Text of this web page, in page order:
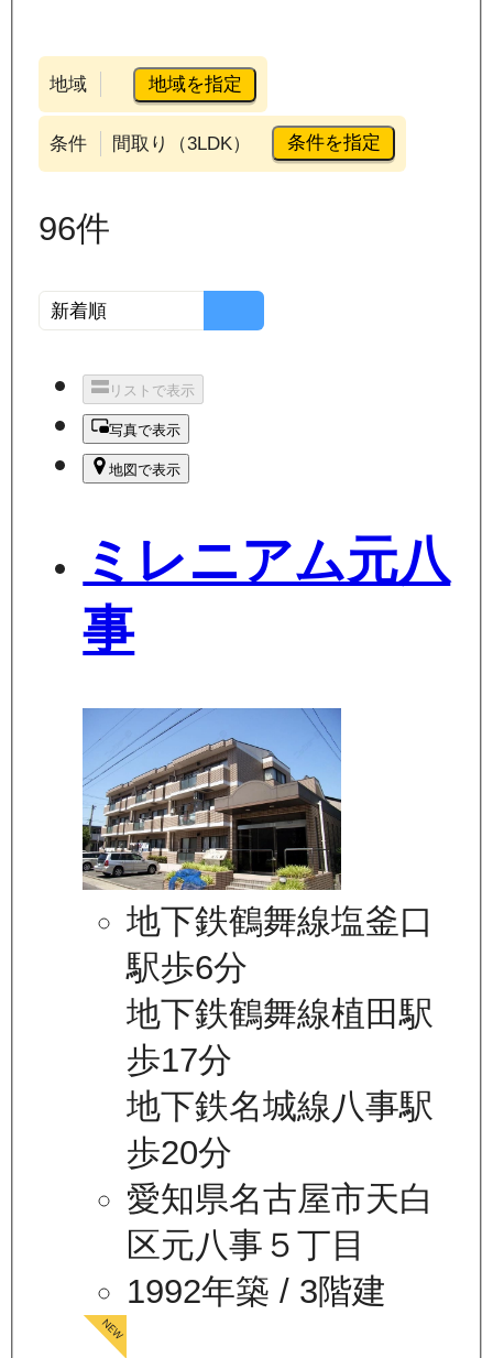
地域 地域を指定
条件 間取り（3LDK） 条件を指定
96件
リストで表示
写真で表示
地図で表示
ミレニアム元八
事
地下鉄鶴舞線塩釜口
駅歩6分
地下鉄鶴舞線植田駅
歩17分
地下鉄名城線八事駅
歩20分
愛知県名古屋市天白
区元八事５丁目
1992年築 / 3階建